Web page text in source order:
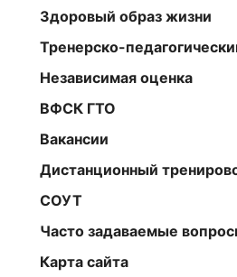
Здоровый образ жизни
Тренерско-
Независимая оценка
ВФСК ГТО
Вакансии
Дистанционный
СОУТ
Часто задаваемые
Карта сайта